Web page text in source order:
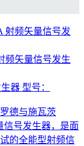
频矢量信号发生
器 型号：
德与施瓦茨
信号发生器，是面
的全能型射频信